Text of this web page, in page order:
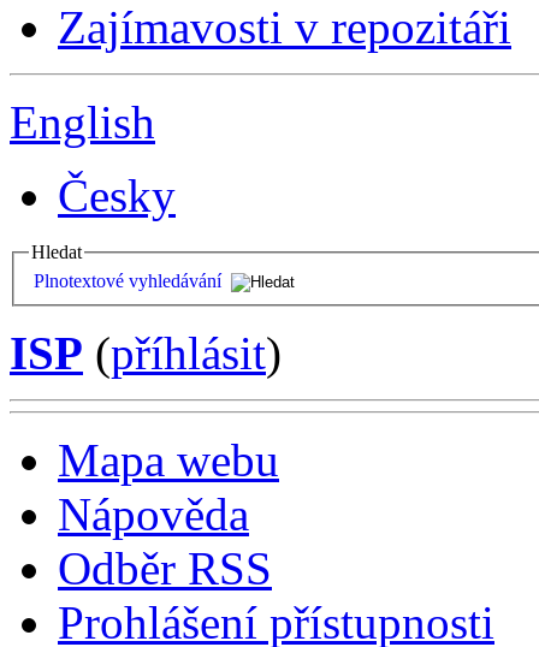
Zajímavosti v repozitáři
English
Česky
Hledat
Plnotextové vyhledávání
ISP (příhlásit)
Mapa webu
Nápověda
Odběr RSS
Prohlášení přístupnosti